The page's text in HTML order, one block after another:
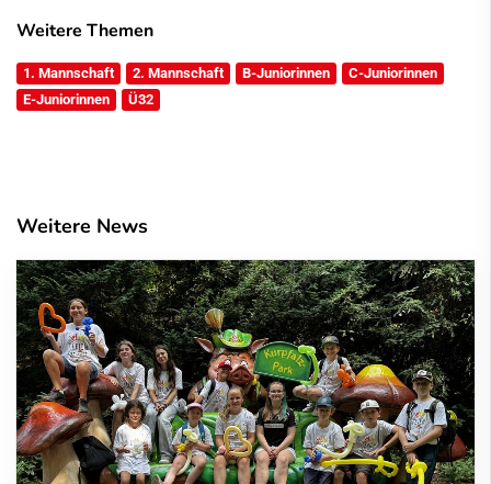
Weitere Themen
1. Mannschaft 2. Mannschaft B-Juniorinnen
C-Juniorinnen
E-Juniorinnen
Ü32
Weitere News